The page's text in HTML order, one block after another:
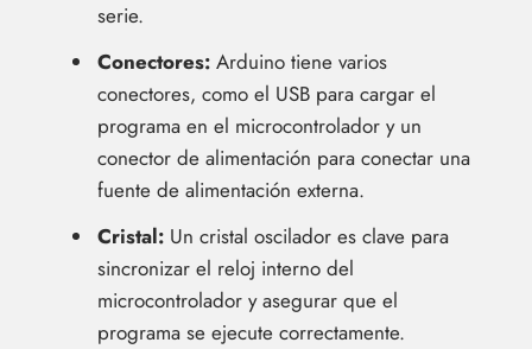
serie.
Conectores: Arduino tiene varios
conectores, como el USB para cargar el
programa en el microcontrolador y un
conector de alimentación para conectar una
fuente de alimentación externa.
Cristal: Un cristal oscilador es clave para
sincronizar el reloj interno del
microcontrolador y asegurar que el
programa se ejecute correctamente.